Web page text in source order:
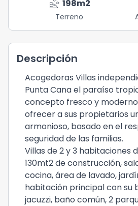
landslide 198m2
Terreno
Descripción
Acogedoras Villas
Punta Cana el paraíso
concepto fresco y
ofrecer a sus propietarios
armonioso, basado en el
seguridad de las familias.
Villas de 2 y 3 habitaciones
130mt2 de construcción,
cocina, área de lavado,
habitación principal con su
jacuzzi, baño común, 2